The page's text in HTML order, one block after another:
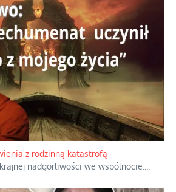
z rodzinną katastrofą
nadgorliwości we wspólnocie.